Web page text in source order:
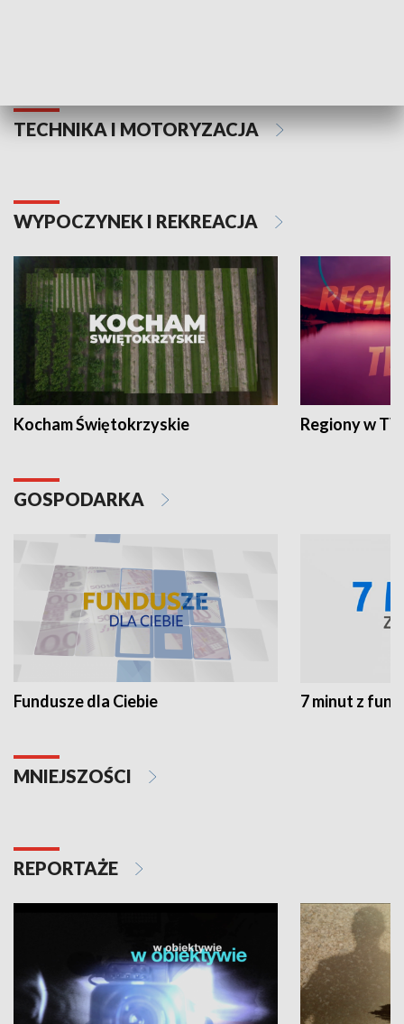
TECHNIKA I MOTORYZACJA
WYPOCZYNEK I REKREACJA
Kocham Świętokrzyskie Regiony w
GOSPODARKA
Fundusze dla Ciebie 7 minut z
MNIEJSZOŚCI
REPORTAŻE